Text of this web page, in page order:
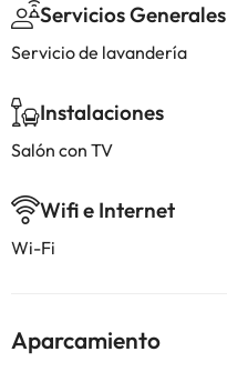
Servicios Generales
Servicio de lavandería
Instalaciones
Salón con TV
Wifi e Internet
Wi-Fi
Aparcamiento